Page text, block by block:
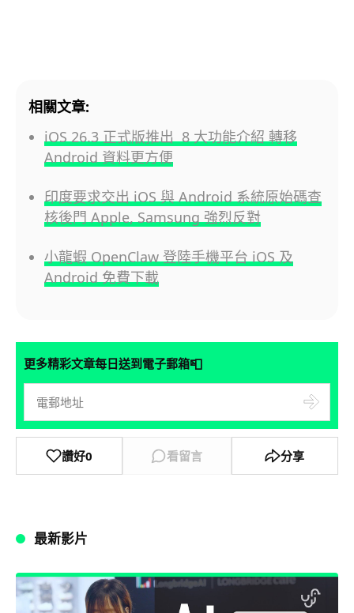
相關文章:
iOS 26.3 正式版推出 8 大功能介紹 轉移
Android 資料更方便
印度要求交出 iOS 與 Android 系統原始碼查
核後門 Apple, Samsung 強烈反對
小龍蝦 OpenClaw 登陸手機平台 iOS 及
Android 免費下載
更多精彩文章每日送到電子郵箱📮
讚好0 看留言 分享
最新影片